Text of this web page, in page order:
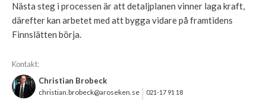
Nästa steg i processen är att detaljplanen vinner laga kraft,
därefter kan arbetet med att bygga vidare på framtidens
Finnslätten börja.
Kontakt:
Christian Brobeck
christian.brobeck@aroseken.se 021-17 91 18